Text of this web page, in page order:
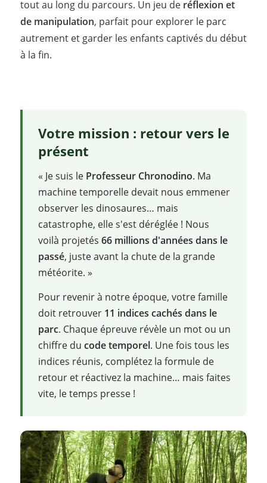
tout au long du parcours. Un jeu de réflexion et
de manipulation, parfait pour explorer le parc
autrement et garder les enfants captivés du début
à la fin.
Votre mission : retour vers le
présent
« Je suis le Professeur Chronodino. Ma
machine temporelle devait nous emmener
observer les dinosaures… mais
catastrophe, elle s'est déréglée ! Nous
voilà projetés 66 millions d'années dans le
passé, juste avant la chute de la grande
météorite. »
Pour revenir à notre époque, votre famille
doit retrouver 11 indices cachés dans le
parc. Chaque épreuve révèle un mot ou un
chiffre du code temporel. Une fois tous les
indices réunis, complétez la formule de
retour et réactivez la machine… mais faites
vite, le temps presse !